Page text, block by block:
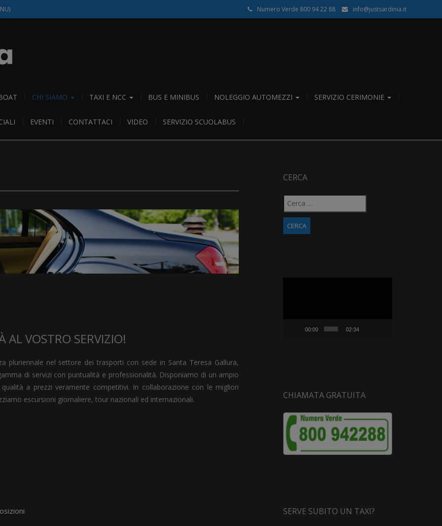
Numero Verde 800 94 22 88 info@justsardinia.it
CHI SIAMO TAXI E NCC BUS E MINIBUS NOLEGGIO AUTOMEZZI SERVIZIO CERIMONIE
EVENTI CONTATTACI VIDEO SERVIZIO SCUOLABUS
AL VOSTRO SERVIZIO!
pluriennale nel settore dei trasporti con sede in Santa Teresa Gallura,
di servizi con puntualità e professionalità. Disponiamo di un ampio
a prezzi veramente competitivi. In collaborazione con le migliori
escursioni giornaliere, tour nazionali ed internazionali.
CERCA
Ricerca
per:
00:00 02:34
CHIAMATA GRATUITA
SERVE SUBITO UN TAXI?